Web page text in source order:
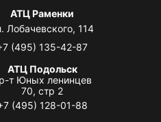
АТЦ Раменки
Лобачевского, 114
(495) 135-42-87
АТЦ Подольск
т Юных ленинцев
70, стр 2
(495) 128-01-88